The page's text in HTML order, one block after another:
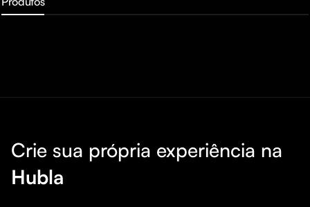
Crie sua própria experiência na
Hubla